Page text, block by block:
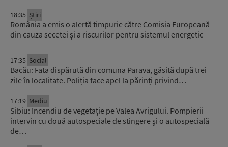
18:35 Știri
România a emis o alertă timpurie către Comisia Europeană
din cauza secetei și a riscurilor pentru sistemul energetic
17:35 Social
Bacău: Fata dispărută din comuna Parava, găsită după trei
zile în localitate. Poliția face apel la părinți privind…
17:19 Mediu
Sibiu: Incendiu de vegetație pe Valea Avrigului. Pompierii
intervin cu două autospeciale de stingere și o autospecială
de…